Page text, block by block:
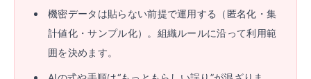
機密データは貼らない前提で運用する（匿名化・集
計値化・サンプル化）。組織ルールに沿って利用範
囲を決めます。